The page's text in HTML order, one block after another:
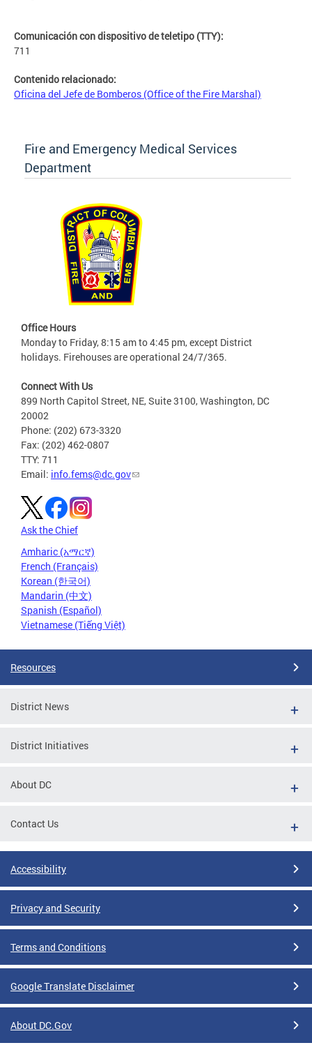
Comunicación con dispositivo de teletipo (TTY):
711
Contenido relacionado:
Oficina del Jefe de Bomberos (Office of the Fire Marshal)
Fire and Emergency Medical Services
Department
Office Hours
Monday to Friday, 8:15 am to 4:45 pm, except District
holidays. Firehouses are operational 24/7/365.
Connect With Us
899 North Capitol Street, NE, Suite 3100, Washington, DC
20002
Phone: (202) 673-3320
Fax: (202) 462-0807
TTY: 711
Email: info.fems@dc.gov
Ask the Chief
Amharic (አማርኛ)
French (Français)
Korean (한국어)
Mandarin (中文)
Spanish (Español)
Vietnamese (Tiếng Việt)
Resources
District News
District Initiatives
About DC
Contact Us
Accessibility
Privacy and Security
Terms and Conditions
Google Translate Disclaimer
About DC.Gov